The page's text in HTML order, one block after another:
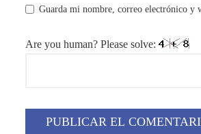
Guarda mi nombre, correo electrónico y
Are you human? Please solve: